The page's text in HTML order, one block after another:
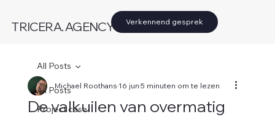
TRICERA. AGENCY Verkennend gesprek
All Posts
Project case
All Posts
De valkuilen van overmatig
Michael Roothans16 jun5 minuten om te lezen